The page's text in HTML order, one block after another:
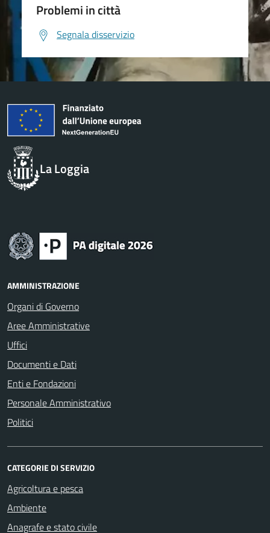
Problemi in città
Segnala disservizio
La Loggia
AMMINISTRAZIONE
Organi di Governo
Aree Amministrative
Uffici
Documenti e Dati
Enti e Fondazioni
Personale Amministrativo
Politici
CATEGORIE DI SERVIZIO
Agricoltura e pesca
Ambiente
Anagrafe e stato civile